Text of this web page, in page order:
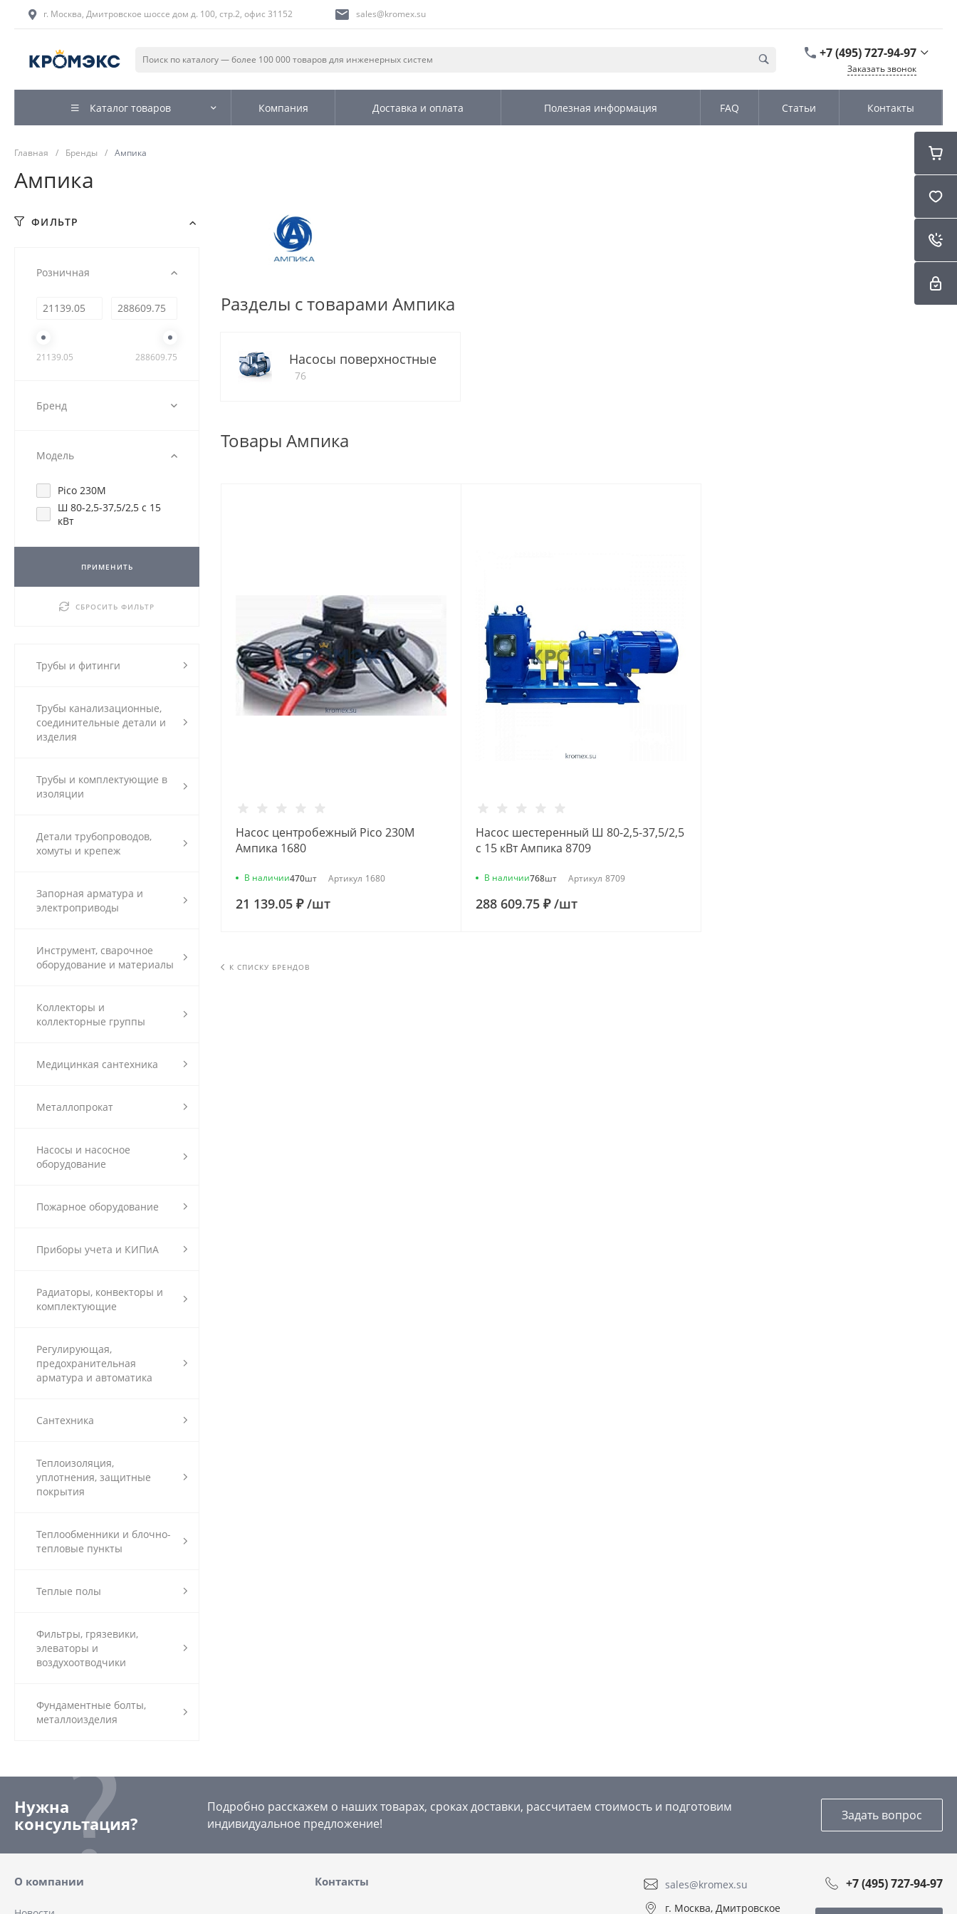
г. Москва, Дмитровское шоссе дом д. 100, стр.2, офис 31152 sales@kromex.su
+7 (495) 727-94-97
Заказать звонок
Каталог товаров Компания Доставка и оплата Полезная информация FAQ Статьи Контакты
Главная / Бренды / Ампика
Ампика
ФИЛЬТР
Розничная
21139.05 288609.75
Бренд
Модель
Pico 230M
Ш 80-2,5-37,5/2,5 с 15
кВт
ПРИМЕНИТЬ
СБРОСИТЬ ФИЛЬТР
Трубы и фитинги
Трубы канализационные,
соединительные детали и
изделия
Трубы и комплектующие в
изоляции
Детали трубопроводов,
хомуты и крепеж
Запорная арматура и
электроприводы
Инструмент, сварочное
оборудование и материалы
Коллекторы и
коллекторные группы
Медицинкая сантехника
Металлопрокат
Насосы и насосное
оборудование
Пожарное оборудование
Приборы учета и КИПиА
Радиаторы, конвекторы и
комплектующие
Регулирующая,
предохранительная
арматура и автоматика
Сантехника
Теплоизоляция,
уплотнения, защитные
покрытия
Теплообменники и блочно-
тепловые пункты
Теплые полы
Фильтры, грязевики,
элеваторы и
воздухоотводчики
Фундаментные болты,
металлоизделия
Разделы с товарами Ампика
Насосы поверхностные
76
Товары Ампика
Насос центробежный Pico 230M
Ампика 1680
В наличии470шт Артикул 1680
21 139.05 ₽/шт
Насос шестеренный Ш 80-2,5-37,5/2,5
с 15 кВт Ампика 8709
В наличии768шт Артикул 8709
288 609.75 ₽/шт
К СПИСКУ БРЕНДОВ
Нужна
консультация?
Подробно расскажем о наших товарах, сроках доставки, рассчитаем стоимость и подготовим
индивидуальное предложение!
Задать вопрос
О компании Контакты sales@kromex.su +7 (495) 727-94-97
г. Москва, Дмитровское